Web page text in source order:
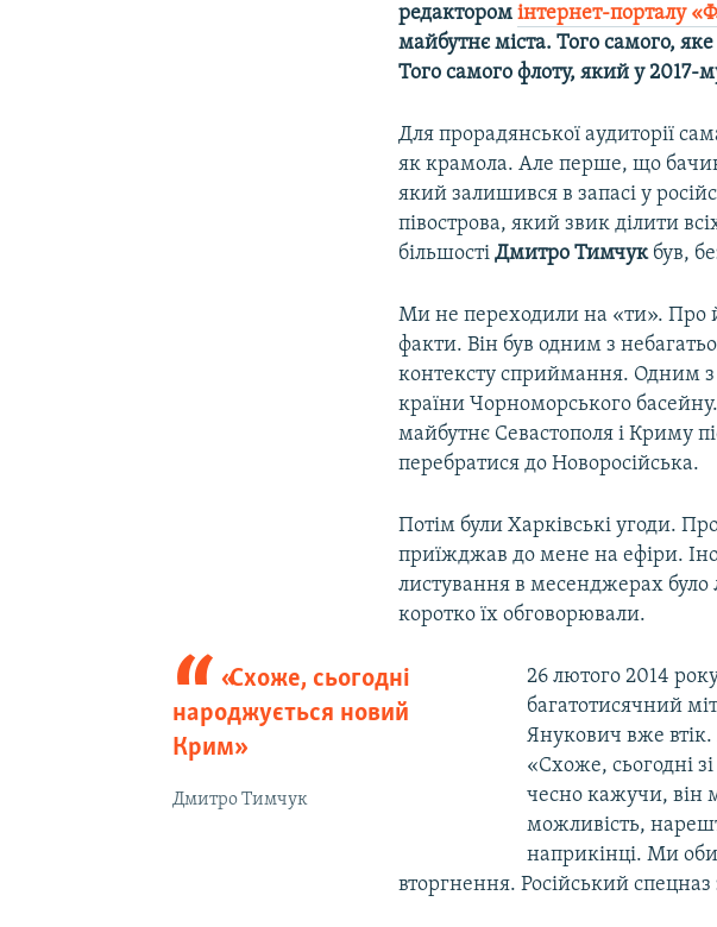
редакторомінтернет-порталу
майбутнє міста. Того самого,
Того самого флоту, який у 2017-
Для прорадянської аудиторії
як крамола. Але перше, що бачив
який залишився в запасі у
півострова, який звик ділити
більшостіДмитро Тимчукбув,
Ми не переходили на «ти». Про
факти. Він був одним з
контексту сприймання. Одним з
країни Чорноморського
майбутнє Севастополя і Криму
перебратися до Новоросійська.
Потім були Харківські угоди.
приїжджав до мене на ефіри.
листування в месенджерах
коротко їх обговорювали.
«Схоже, сьогодні
народжується новий
Крим»
Дмитро Тимчук
26 лютого 2014
багатотисячний
Янукович вже
«Схоже, сьогодні
чесно кажучи, він
можливість,
наприкінці. Ми
вторгнення. Російський